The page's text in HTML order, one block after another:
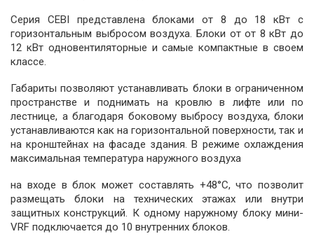
Серия CEBI представлена блоками от 8 до 18 кВт с
горизонтальным выбросом воздуха. Блоки от от 8 кВт до
12 кВт одновентиляторные и самые компактные в своем
классе.
Габариты позволяют устанавливать блоки в ограниченном
пространстве и поднимать на кровлю в лифте или по
лестнице, а благодаря боковому выбросу воздуха, блоки
устанавливаются как на горизонтальной поверхности, так и
на кронштейнах на фасаде здания. В режиме охлаждения
максимальная температура наружного воздуха
на входе в блок может составлять +48°С, что позволит
размещать блоки на технических этажах или внутри
защитных конструкций. К одному наружному блоку мини-
VRF подключается до 10 внутренних блоков.